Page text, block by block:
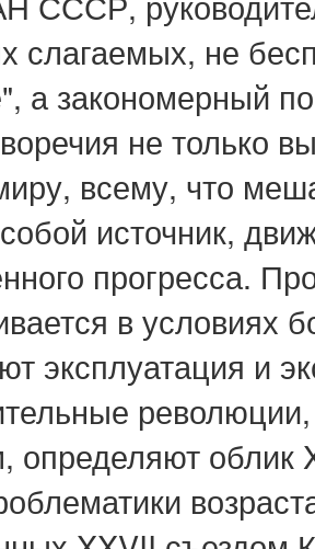
слагаемых, не
а закономерный
не только
всему, что
источник,
прогресса.
в условиях
эксплуатация и
определяют облик